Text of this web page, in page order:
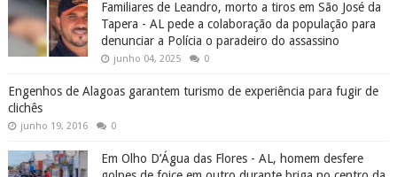
Familiares de Leandro, morto a tiros em São José da
Tapera - AL pede a colaboração da população para
denunciar a Polícia o paradeiro do assassino
junho 04, 2025 0
Engenhos de Alagoas garantem turismo de experiência para fugir de
clichês
junho 19, 2016 0
Em Olho D’Água das Flores - AL, homem desfere